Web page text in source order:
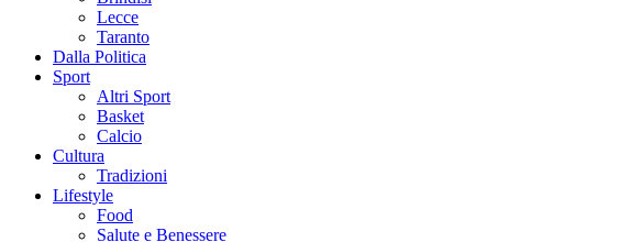
Lecce
Taranto
Dalla Politica
Sport
Altri Sport
Basket
Calcio
Cultura
Tradizioni
Lifestyle
Food
Salute e Benessere